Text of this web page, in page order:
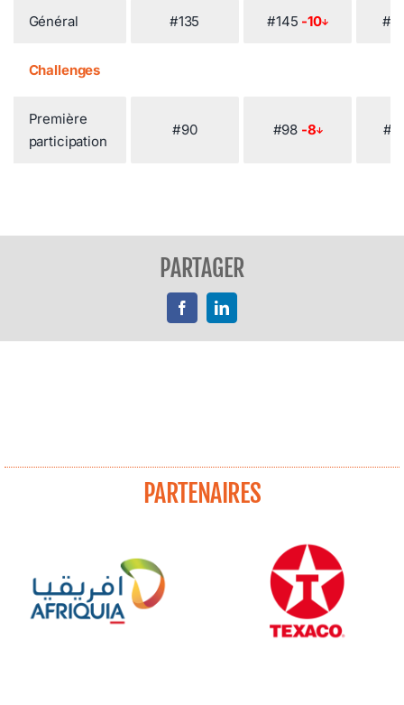
Général #135 #145 -10
Challenges
Première
participation
#90 #98 -8
PARTAGER
FacebookLinkedIn
PARTENAIRES